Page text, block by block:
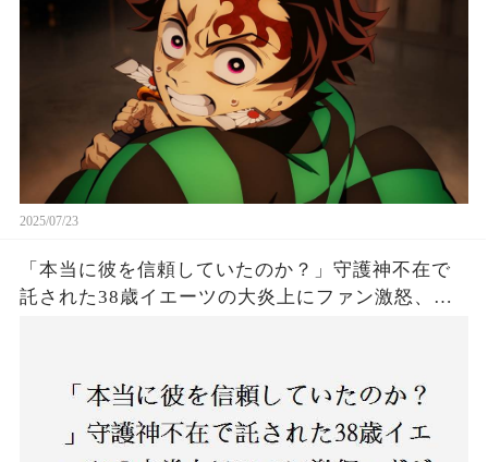
2025/07/23
「本当に彼を信頼していたのか？」守護神不在で
託された38歳イエーツの大炎上にファン激怒、ド